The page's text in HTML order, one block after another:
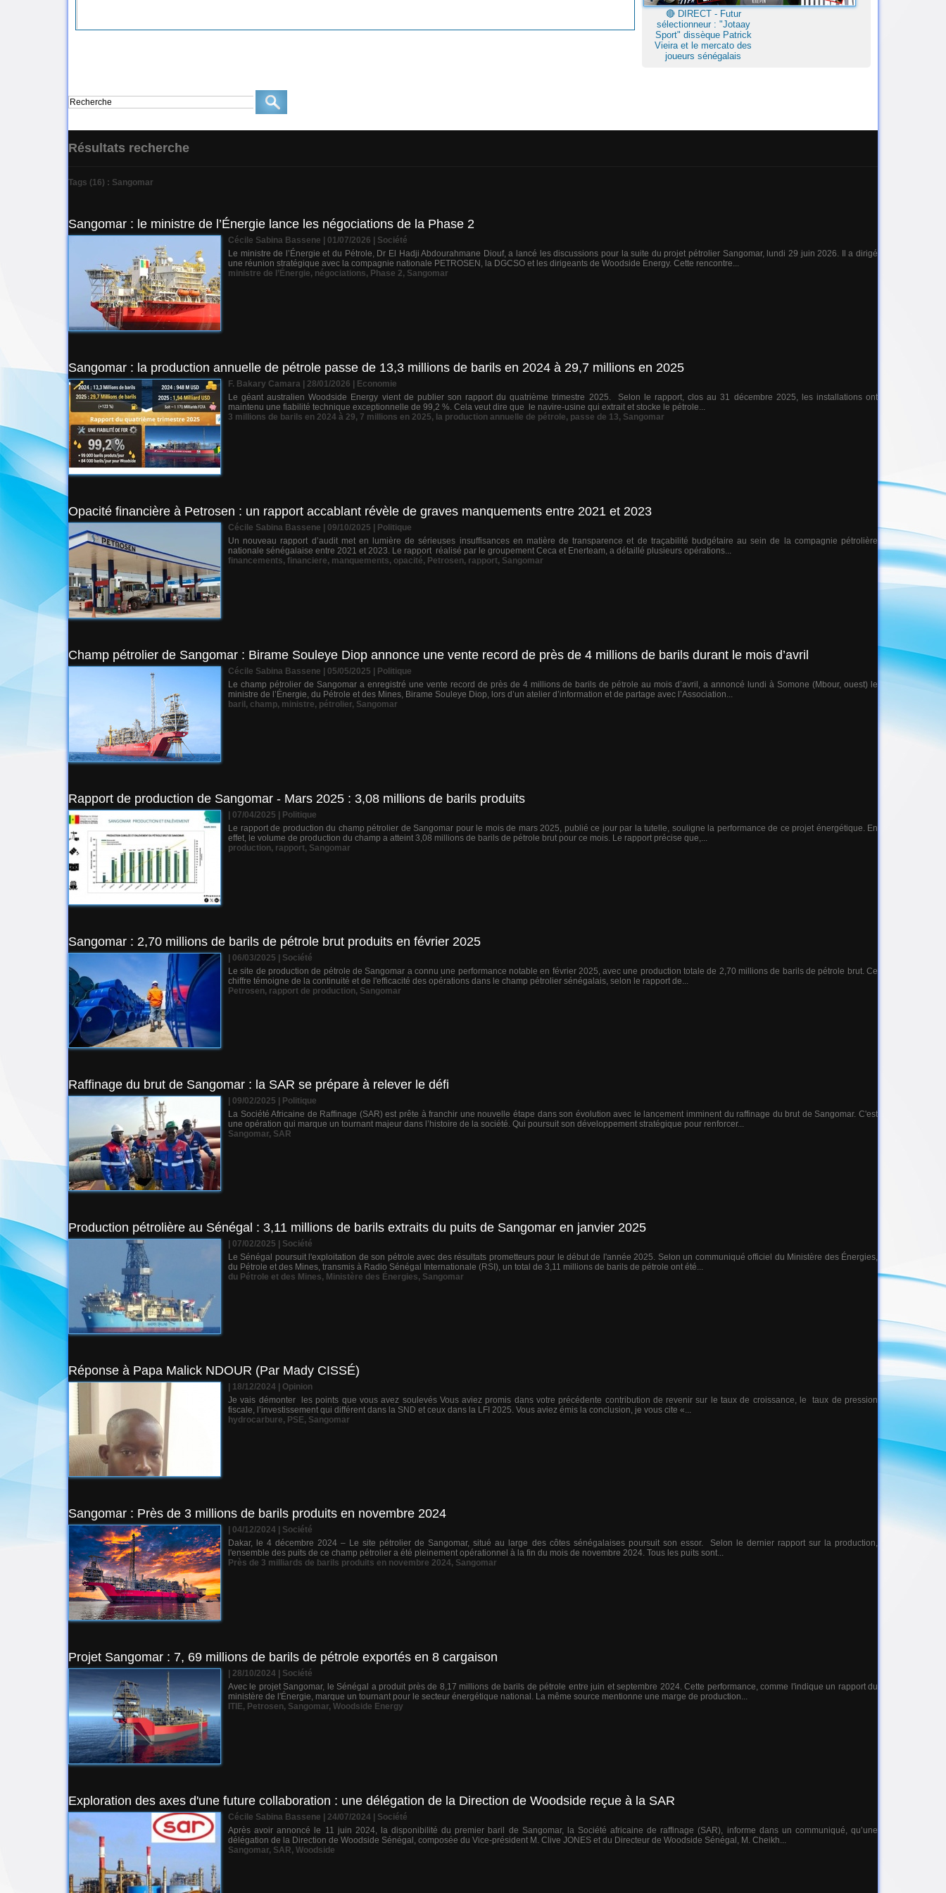
🔴​ DIRECT - Futur
sélectionneur : "Jotaay
Sport" dissèque Patrick
Vieira et le mercato des
joueurs sénégalais
Résultats recherche
Tags (16) : Sangomar
Sangomar : le ministre de l’Énergie lance les négociations de la Phase 2
Cécile Sabina Bassene | 01/07/2026
Société
Le ministre de l’Énergie et du Pétrole, Dr El Hadji Abdourahmane Diouf, a lancé les discussions pour la suite du projet pétrolier Sangomar, lundi 29 juin 2026. Il a dirigé
une réunion stratégique avec la compagnie nationale PETROSEN, la DGCSO et les dirigeants de Woodside Energy. Cette rencontre...
ministre de l’Énergie, négociations, Phase 2, Sangomar
Sangomar : la production annuelle de pétrole passe de 13,3 millions de barils en 2024 à 29,7 millions en 2025
F. Bakary Camara | 28/01/2026
Economie
Le géant australien Woodside Energy vient de publier son rapport du quatrième trimestre 2025. Selon le rapport, clos au 31 décembre 2025, les installations ont
maintenu une fiabilité technique exceptionnelle de 99,2 %. Cela veut dire que le navire-usine qui extrait et stocke le pétrole...
3 millions de barils en 2024 à 29, 7 millions en 2025, la production annuelle de pétrole, passe de 13, Sangomar
Opacité financière à Petrosen : un rapport accablant révèle de graves manquements entre 2021 et 2023
Cécile Sabina Bassene | 09/10/2025
Politique
Un nouveau rapport d’audit met en lumière de sérieuses insuffisances en matière de transparence et de traçabilité budgétaire au sein de la compagnie pétrolière
nationale sénégalaise entre 2021 et 2023. Le rapport réalisé par le groupement Ceca et Enerteam, a détaillé plusieurs opérations...
financements, financiere, manquements, opacité, Petrosen, rapport, Sangomar
Champ pétrolier de Sangomar : Birame Souleye Diop annonce une vente record de près de 4 millions de barils durant le mois d’avril
Cécile Sabina Bassene | 05/05/2025
Politique
Le champ pétrolier de Sangomar a enregistré une vente record de près de 4 millions de barils de pétrole au mois d’avril, a annoncé lundi à Somone (Mbour, ouest) le
ministre de l’Énergie, du Pétrole et des Mines, Birame Souleye Diop, lors d’un atelier d’information et de partage avec l’Association...
baril , champ, ministre, pétrolier, Sangomar
Rapport de production de Sangomar - Mars 2025 : 3,08 millions de barils produits
| 07/04/2025
Politique
Le rapport de production du champ pétrolier de Sangomar pour le mois de mars 2025, publié ce jour par la tutelle, souligne la performance de ce projet énergétique. En
effet, le volume de production du champ a atteint 3,08 millions de barils de pétrole brut pour ce mois. Le rapport précise que,...
production, rapport, Sangomar
Sangomar : 2,70 millions de barils de pétrole brut produits en février 2025
| 06/03/2025
Société
Le site de production de pétrole de Sangomar a connu une performance notable en février 2025, avec une production totale de 2,70 millions de barils de pétrole brut. Ce
chiffre témoigne de la continuité et de l'efficacité des opérations dans le champ pétrolier sénégalais, selon le rapport de...
Petrosen, rapport de production, Sangomar
Raffinage du brut de Sangomar : la SAR se prépare à relever le défi
| 09/02/2025
Politique
La Société Africaine de Raffinage (SAR) est prête à franchir une nouvelle étape dans son évolution avec le lancement imminent du raffinage du brut de Sangomar. C'est
une opération qui marque un tournant majeur dans l’histoire de la société. Qui poursuit son développement stratégique pour renforcer...
Sangomar, SAR
Production pétrolière au Sénégal : 3,11 millions de barils extraits du puits de Sangomar en janvier 2025
| 07/02/2025
Société
Le Sénégal poursuit l'exploitation de son pétrole avec des résultats prometteurs pour le début de l'année 2025. Selon un communiqué officiel du Ministère des Énergies,
du Pétrole et des Mines, transmis à Radio Sénégal Internationale (RSI), un total de 3,11 millions de barils de pétrole ont été...
du Pétrole et des Mines, Ministère des Énergies, Sangomar
Réponse à Papa Malick NDOUR (Par Mady CISSÉ)
| 18/12/2024
Opinion
Je vais démonter les points que vous avez soulevés Vous aviez promis dans votre précédente contribution de revenir sur le taux de croissance, le taux de pression
fiscale, l’investissement qui différent dans la SND et ceux dans la LFI 2025. Vous aviez émis la conclusion, je vous cite «...
hydrocarbure, PSE, Sangomar
Sangomar : Près de 3 millions de barils produits en novembre 2024
| 04/12/2024
Société
Dakar, le 4 décembre 2024 – Le site pétrolier de Sangomar, situé au large des côtes sénégalaises poursuit son essor. Selon le dernier rapport sur la production,
l'ensemble des puits de ce champ pétrolier a été pleinement opérationnel à la fin du mois de novembre 2024. Tous les puits sont...
Près de 3 milliards de barils produits en novembre 2024, Sangomar
Projet Sangomar : 7, 69 millions de barils de pétrole exportés en 8 cargaison
| 28/10/2024
Société
Avec le projet Sangomar, le Sénégal a produit près de 8,17 millions de barils de pétrole entre juin et septembre 2024. Cette performance, comme l'indique un rapport du
ministère de l'Énergie, marque un tournant pour le secteur énergétique national. La même source mentionne une marge de production...
ITIE, Petrosen, Sangomar, Woodside Energy
Exploration des axes d'une future collaboration : une délégation de la Direction de Woodside reçue à la SAR
Cécile Sabina Bassene | 24/07/2024
Société
Après avoir annoncé le 11 juin 2024, la disponibilité du premier baril de Sangomar, la Société africaine de raffinage (SAR), informe dans un communiqué, qu’une
délégation de la Direction de Woodside Sénégal, composée du Vice-président M. Clive JONES et du Directeur de Woodside Sénégal, M. Cheikh...
Sangomar, SAR, Woodside